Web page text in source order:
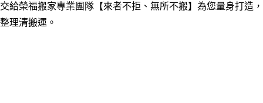
交給榮福搬家專業團隊【來者不拒、無所不搬】為您量身打造，
整理清搬運 。